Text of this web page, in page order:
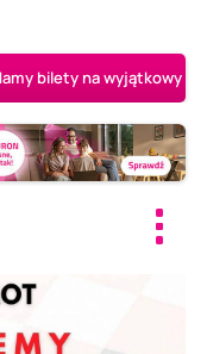
bilety na wyjątkowy